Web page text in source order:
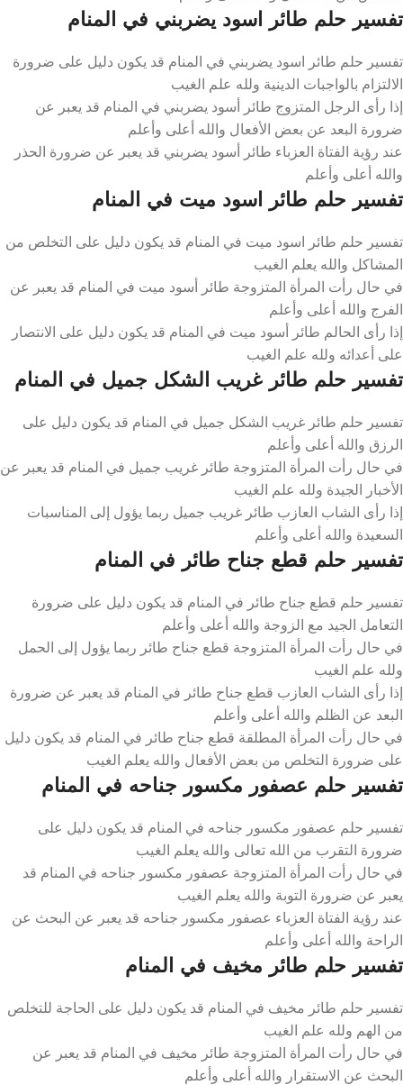
تفسير حلم طائر اسود يضربني في المنام
تفسير حلم طائر اسود يضربني في المنام قد يكون دليل على ضرورة
الالتزام بالواجبات الدينية ولله علم الغيب
إذا رأى الرجل المتزوج طائر أسود يضربني في المنام قد يعبر عن
ضرورة البعد عن بعض الأفعال والله أعلى وأعلم
عند رؤية الفتاة العزباء طائر أسود يضربني قد يعبر عن ضرورة الحذر
والله أعلى وأعلم
تفسير حلم طائر اسود ميت في المنام
تفسير حلم طائر اسود ميت في المنام قد يكون دليل على التخلص من
المشاكل والله يعلم الغيب
في حال رأت المرأة المتزوجة طائر أسود ميت في المنام قد يعبر عن
الفرج والله أعلى وأعلم
إذا رأى الحالم طائر أسود ميت في المنام قد يكون دليل على الانتصار
على أعدائه ولله علم الغيب
تفسير حلم طائر غريب الشكل جميل في المنام
تفسير حلم طائر غريب الشكل جميل في المنام قد يكون دليل على
الرزق والله أعلى وأعلم
في حال رأت المرأة المتزوجة طائر غريب جميل في المنام قد يعبر عن
الأخبار الجيدة ولله علم الغيب
إذا رأى الشاب العازب طائر غريب جميل ربما يؤول إلى المناسبات
السعيدة والله أعلى وأعلم
تفسير حلم قطع جناح طائر في المنام
تفسير حلم قطع جناح طائر في المنام قد يكون دليل على ضرورة
التعامل الجيد مع الزوجة والله أعلى وأعلم
في حال رأت المرأة المتزوجة قطع جناح طائر ربما يؤول إلى الحمل
ولله علم الغيب
إذا رأى الشاب العازب قطع جناح طائر في المنام قد يعبر عن ضرورة
البعد عن الظلم والله أعلى وأعلم
في حال رأت المرأة المطلقة قطع جناح طائر في المنام قد يكون دليل
على ضرورة التخلص من بعض الأفعال والله يعلم الغيب
تفسير حلم عصفور مكسور جناحه في المنام
تفسير حلم عصفور مكسور جناحه في المنام قد يكون دليل على
ضرورة التقرب من الله تعالى والله يعلم الغيب
في حال رأت المرأة المتزوجة عصفور مكسور جناحه في المنام قد
يعبر عن ضرورة التوبة والله يعلم الغيب
عند رؤية الفتاة العزباء عصفور مكسور جناحه قد يعبر عن البحث عن
الراحة والله أعلى وأعلم
تفسير حلم طائر مخيف في المنام
تفسير حلم طائر مخيف في المنام قد يكون دليل على الحاجة للتخلص
من الهم ولله علم الغيب
في حال رأت المرأة المتزوجة طائر مخيف في المنام قد يعبر عن
البحث عن الاستقرار والله أعلى وأعلم